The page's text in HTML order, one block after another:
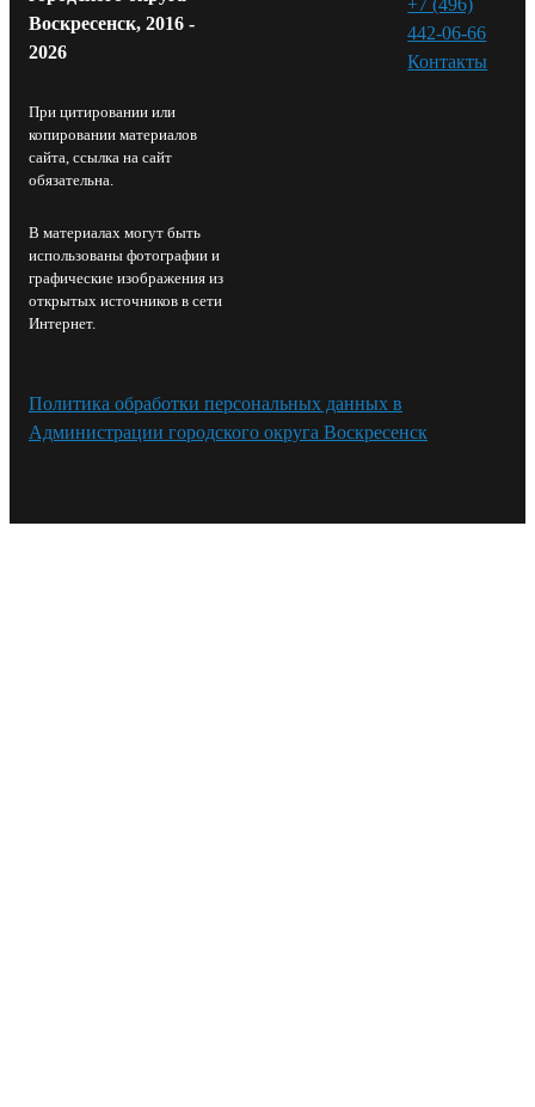
Воскресенск, 2016 -
2026
При цитировании или
копировании материалов
сайта, ссылка на сайт
обязательна.
В материалах могут быть
использованы фотографии и
графические изображения из
открытых источников в сети
Интернет.
442-06-66
Контакты⁠
Политика обработки персональных данных в
Администрации городского округа Воскресенск